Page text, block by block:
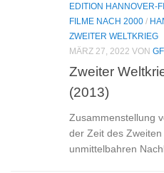
EDITION HANNOVER-
FILME NACH 2000 /
ZWEITER WELTKRIEG
MÄRZ 27, 2022 VON
Zweiter
(2013)
Zusammenstellung
der Zeit des
unmittelbahren